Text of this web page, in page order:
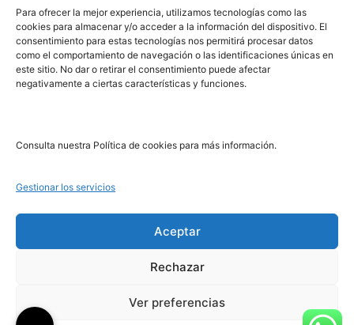
Para ofrecer la mejor experiencia, utilizamos tecnologías como las
cookies para almacenar y/o acceder a la información del dispositivo. El
consentimiento para estas tecnologías nos permitirá procesar datos
como el comportamiento de navegación o las identificaciones únicas en
este sitio. No dar o retirar el consentimiento puede afectar
negativamente a ciertas características y funciones.
Consulta nuestra Política de cookies para más información.
Gestionar los servicios
Aceptar
Rechazar
Ver preferencias
PRL | Films
PRL | Play
PRL | LAB
Noticias
Legal
Aviso Legal
Política de Cookies
Política de Privacidad